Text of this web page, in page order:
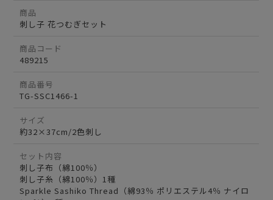
商品
刺し子 花つむぎセット
商品コード
489215
商品番号
TG-SSC1466-1
サイズ
約32×37cm/2色刺し
セット内容
刺し子布（綿100％）
刺し子糸（綿100％）1種
Sparkle Sashiko Thread（綿93％ ポリエステル4％ ナイロ